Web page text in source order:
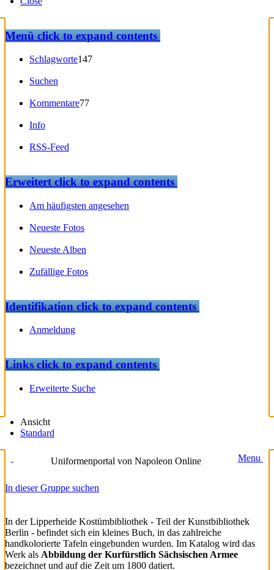
Menüclick to expand contents
Schlagworte147
Suchen
Kommentare77
Info
RSS-Feed
Erweitertclick to expand contents
Am häufigsten angesehen
Neueste Fotos
Neueste Alben
Zufällige Fotos
Identifikationclick to expand contents
Anmeldung
Linksclick to expand contents
Erweiterte Suche
Ansicht
Standard
Uniformenportal von Napoleon Online Menu
In dieser Gruppe suchen
In der Lipperheide Kostümbibliothek - Teil der Kunstbibliothek
Berlin - befindet sich ein kleines Buch, in das zahlreiche
handkolorierte Tafeln eingebunden wurden. Im Katalog wird das
Werk als Abbildung der Kurfürstlich Sächsischen Armee
bezeichnet und auf die Zeit um 1800 datiert.